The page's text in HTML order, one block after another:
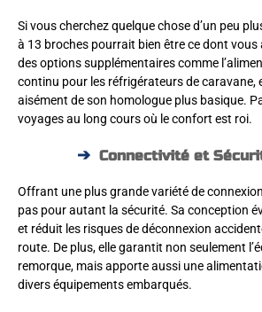
Si vous cherchez quelque chose d’un peu
à 13 broches pourrait bien être ce dont vous
des options supplémentaires comme
continu pour les réfrigérateurs de caravane,
aisément de son homologue plus basique.
voyages au long cours où le confort est roi.
Connectivité et
Offrant une plus grande variété de
pas pour autant la sécurité. Sa conception
et réduit les risques de déconnexion
route. De plus, elle garantit non seulement
remorque, mais apporte aussi une
divers équipements embarqués.